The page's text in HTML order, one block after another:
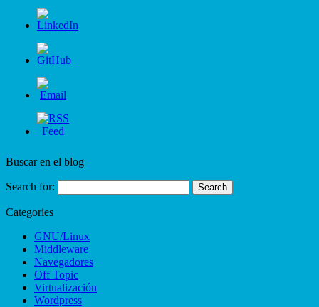
Buscar en el blog
Search for:
Categories
GNU/Linux
Middleware
Navegadores
Off Topic
Virtualización
Wordpress